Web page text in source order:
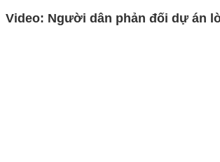
Video: Người dân phản đối dự án